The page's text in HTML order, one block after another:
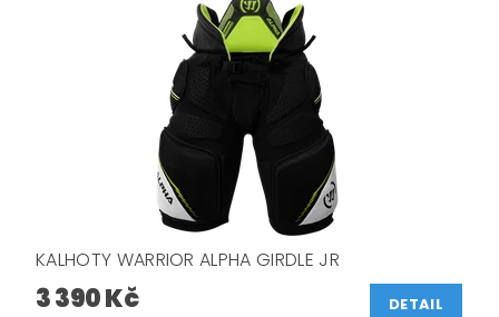
KALHOTY WARRIOR ALPHA GIRDLE JR
3 390 Kč DETAIL